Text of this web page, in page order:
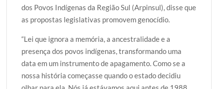
dos Povos Indígenas da Região Sul (Arpinsul), disse que
as propostas legislativas promovem genocídio.
“Lei que ignora a memória, a ancestralidade e a
presença dos povos indígenas, transformando uma
data em um instrumento de apagamento. Como se a
nossa história começasse quando o estado decidiu